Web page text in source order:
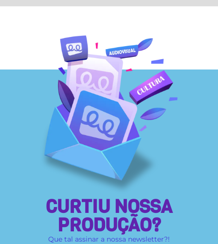
CURTIU NOSSA
PRODUÇÃO?
Que tal assinar a nossa newsletter?!